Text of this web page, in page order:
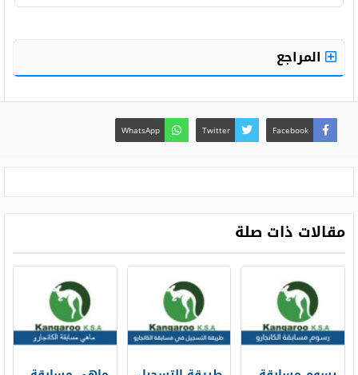
المراجع
Facebook
Twitter
WhatsApp
مقالات ذات صلة